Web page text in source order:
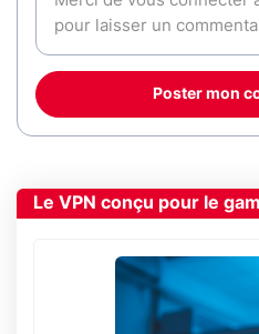
Poster mon
Le VPN conçu pour le